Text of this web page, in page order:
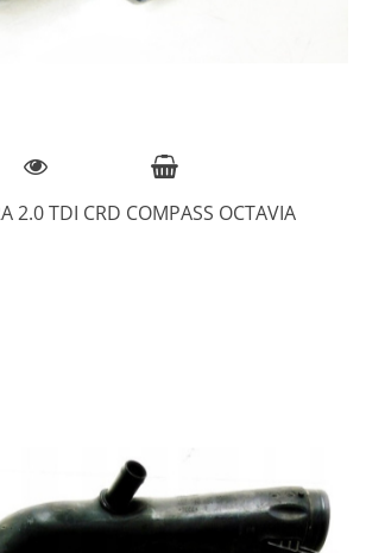
2.0 TDI CRD COMPASS OCTAVIA